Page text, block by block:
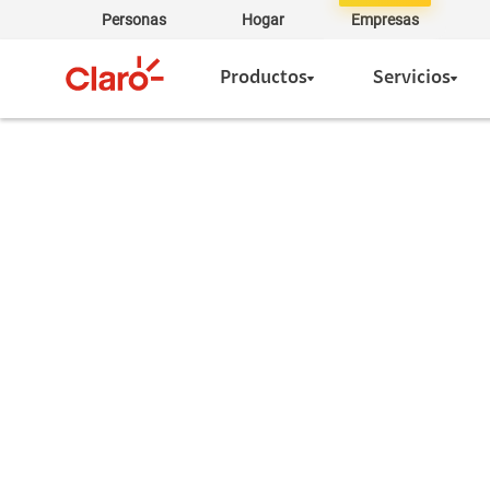
Personas Hogar Empresas
Productos Servicios